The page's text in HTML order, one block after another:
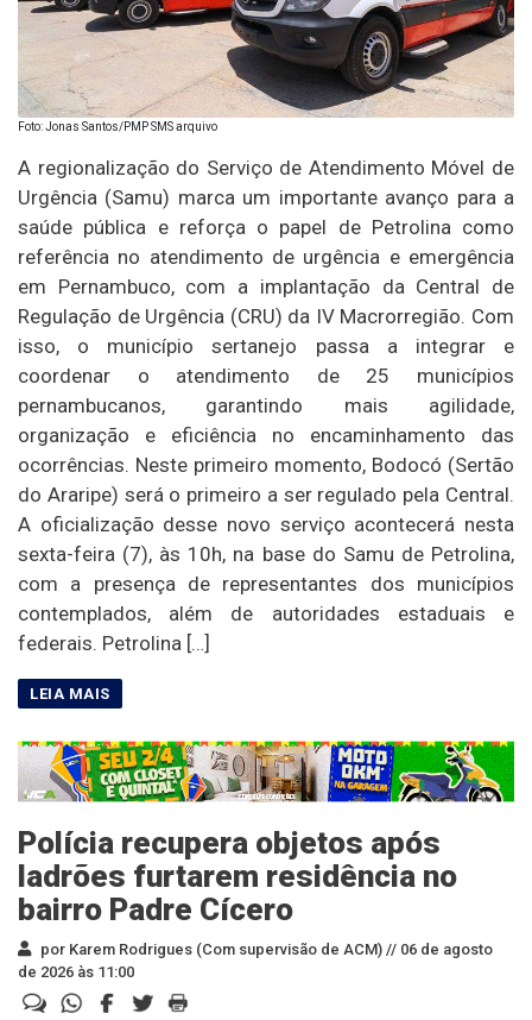
Foto: Jonas Santos/PMP SMS arquivo
A regionalização do Serviço de Atendimento Móvel de
Urgência (Samu) marca um importante avanço para a
saúde pública e reforça o papel de Petrolina como
referência no atendimento de urgência e emergência
em Pernambuco, com a implantação da Central de
Regulação de Urgência (CRU) da IV Macrorregião. Com
isso, o município sertanejo passa a integrar e
coordenar o atendimento de 25 municípios
pernambucanos, garantindo mais agilidade,
organização e eficiência no encaminhamento das
ocorrências. Neste primeiro momento, Bodocó (Sertão
do Araripe) será o primeiro a ser regulado pela Central.
A oficialização desse novo serviço acontecerá nesta
sexta-feira (7), às 10h, na base do Samu de Petrolina,
com a presença de representantes dos municípios
contemplados, além de autoridades estaduais e
federais. Petrolina […]
Polícia recupera objetos após
ladrões furtarem residência no
bairro Padre Cícero
por Karem Rodrigues (Com supervisão de ACM) // 06 de agosto
de 2026 às 11:00